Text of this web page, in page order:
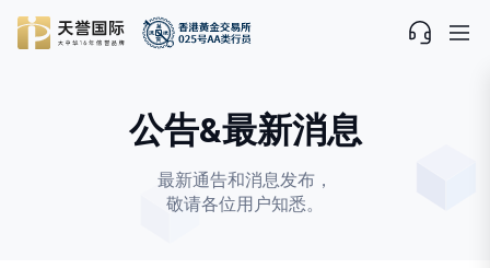
公告&最新消息
最新通告和消息发布，
敬请各位用户知悉。